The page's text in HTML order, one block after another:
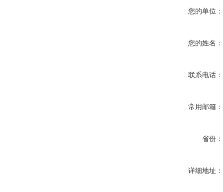
您的单位：
您的姓名：
联系电话：
常用邮箱：
省份：
详细地址：